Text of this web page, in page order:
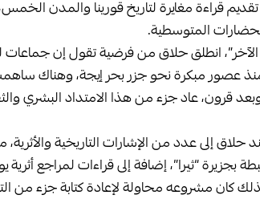
قراءة مغايرة لتاريخ قورينا والمدن
المتوسطية.
الآخر”، انطلق حلاق من فرضية تقول إن جماعات
منذ عصور مبكرة نحو جزر بحر إيجة، وهناك
قرون، عاد جزء من هذا الامتداد البشري
حلاق إلى عدد من الإشارات التاريخية
بجزيرة “ثيرا”، إضافة إلى قراءات لمراجع أثرية
كان مشروعه محاولة لإعادة كتابة جزء من